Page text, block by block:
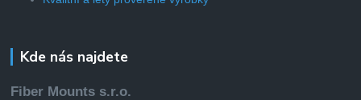
Kde nás najdete
Fiber Mounts s.r.o.